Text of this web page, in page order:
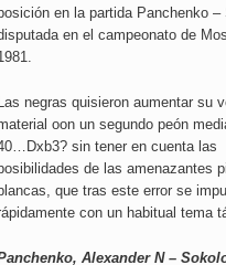
en la partida Panchenko –
en el campeonato de
negras quisieron aumentar su
oon un segundo peón
sin tener en cuenta las
de las amenazantes
que tras este error se
con un habitual tema
Alexander N –